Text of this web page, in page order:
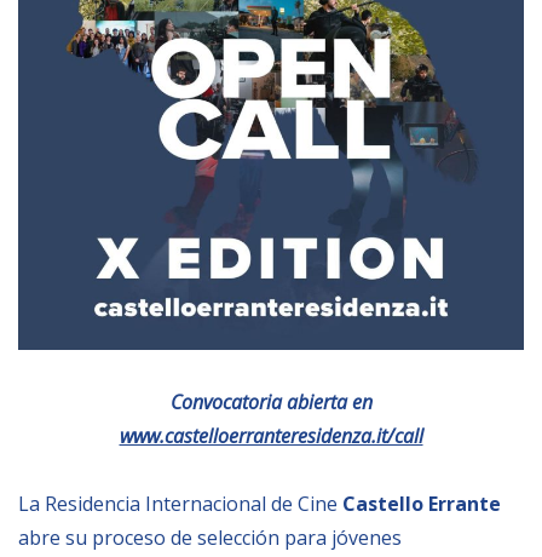
Empoderamiento socio-económico
Justicia y Seguridad
EUROsociAL
COPOLAD III
AL-INVEST Verde
MEDIOS
Audios
Convocatoria abierta en
www.castelloerranteresidenza.it/call
La Residencia Internacional de Cine Castello Errante
abre su proceso de selección para jóvenes